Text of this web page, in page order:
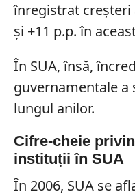
înregistrat creșteri
și +11 p.p. în
În SUA, însă,
guvernamentale a
lungul anilor.
Cifre-cheie
instituții în SUA
În 2006, SUA se